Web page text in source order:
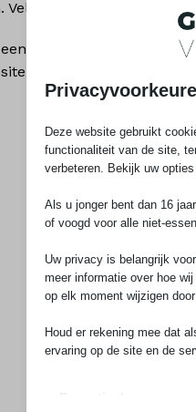
Vele jaren plezier
uitgebreid assortiment
zijn ook in onze
Deze website gebruikt
functionaliteit van de site,
verbeteren. Bekijk uw
Als u jonger bent dan 16
of voogd voor alle niet-
Uw privacy is belangrijk
meer informatie over hoe
op elk moment wijzigen
Houd er rekening mee dat
ervaring op de site en de